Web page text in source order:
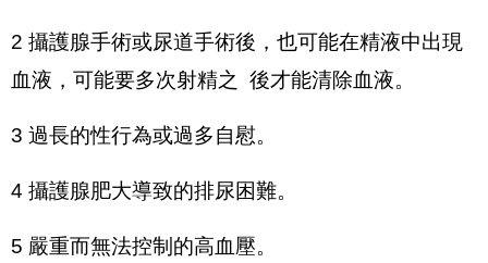
2 攝護腺手術或尿道手術後，也可能在精液中出現
血液，可能要多次射精之  後才能清除血液。
3 過長的性行為或過多自慰。
4 攝護腺肥大導致的排尿困難。
5 嚴重而無法控制的高血壓。